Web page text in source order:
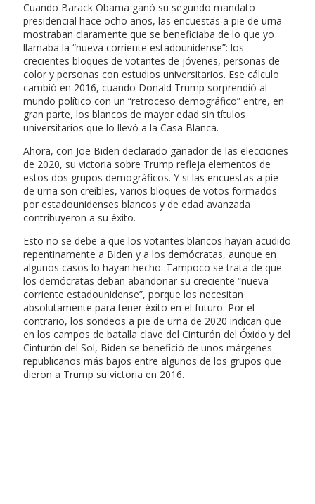
Cuando Barack Obama ganó su segundo mandato
presidencial hace ocho años, las encuestas a pie de urna
mostraban claramente que se beneficiaba de lo que yo
llamaba la “nueva corriente estadounidense”: los
crecientes bloques de votantes de jóvenes, personas de
color y personas con estudios universitarios. Ese cálculo
cambió en 2016, cuando Donald Trump sorprendió al
mundo político con un “retroceso demográfico” entre, en
gran parte, los blancos de mayor edad sin títulos
universitarios que lo llevó a la Casa Blanca.
Ahora, con Joe Biden declarado ganador de las elecciones
de 2020, su victoria sobre Trump refleja elementos de
estos dos grupos demográficos. Y si las encuestas a pie
de urna son creíbles, varios bloques de votos formados
por estadounidenses blancos y de edad avanzada
contribuyeron a su éxito.
Esto no se debe a que los votantes blancos hayan acudido
repentinamente a Biden y a los demócratas, aunque en
algunos casos lo hayan hecho. Tampoco se trata de que
los demócratas deban abandonar su creciente “nueva
corriente estadounidense”, porque los necesitan
absolutamente para tener éxito en el futuro. Por el
contrario, los sondeos a pie de urna de 2020 indican que
en los campos de batalla clave del Cinturón del Óxido y del
Cinturón del Sol, Biden se benefició de unos márgenes
republicanos más bajos entre algunos de los grupos que
dieron a Trump su victoria en 2016.